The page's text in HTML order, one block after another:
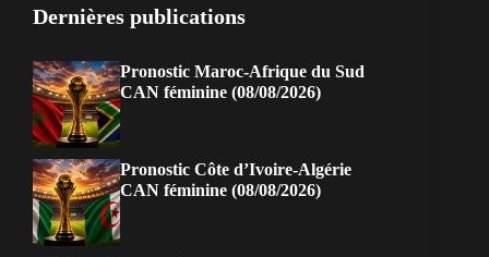
Dernières publications
Pronostic Maroc-Afrique du Sud
CAN féminine (08/08/2026)
Pronostic Côte d’Ivoire-Algérie
CAN féminine (08/08/2026)